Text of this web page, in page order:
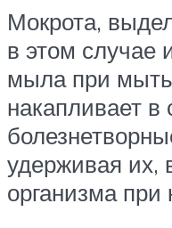
Мокрота,
в этом случае
мыла при
накапливает в
удерживая их,
организма при